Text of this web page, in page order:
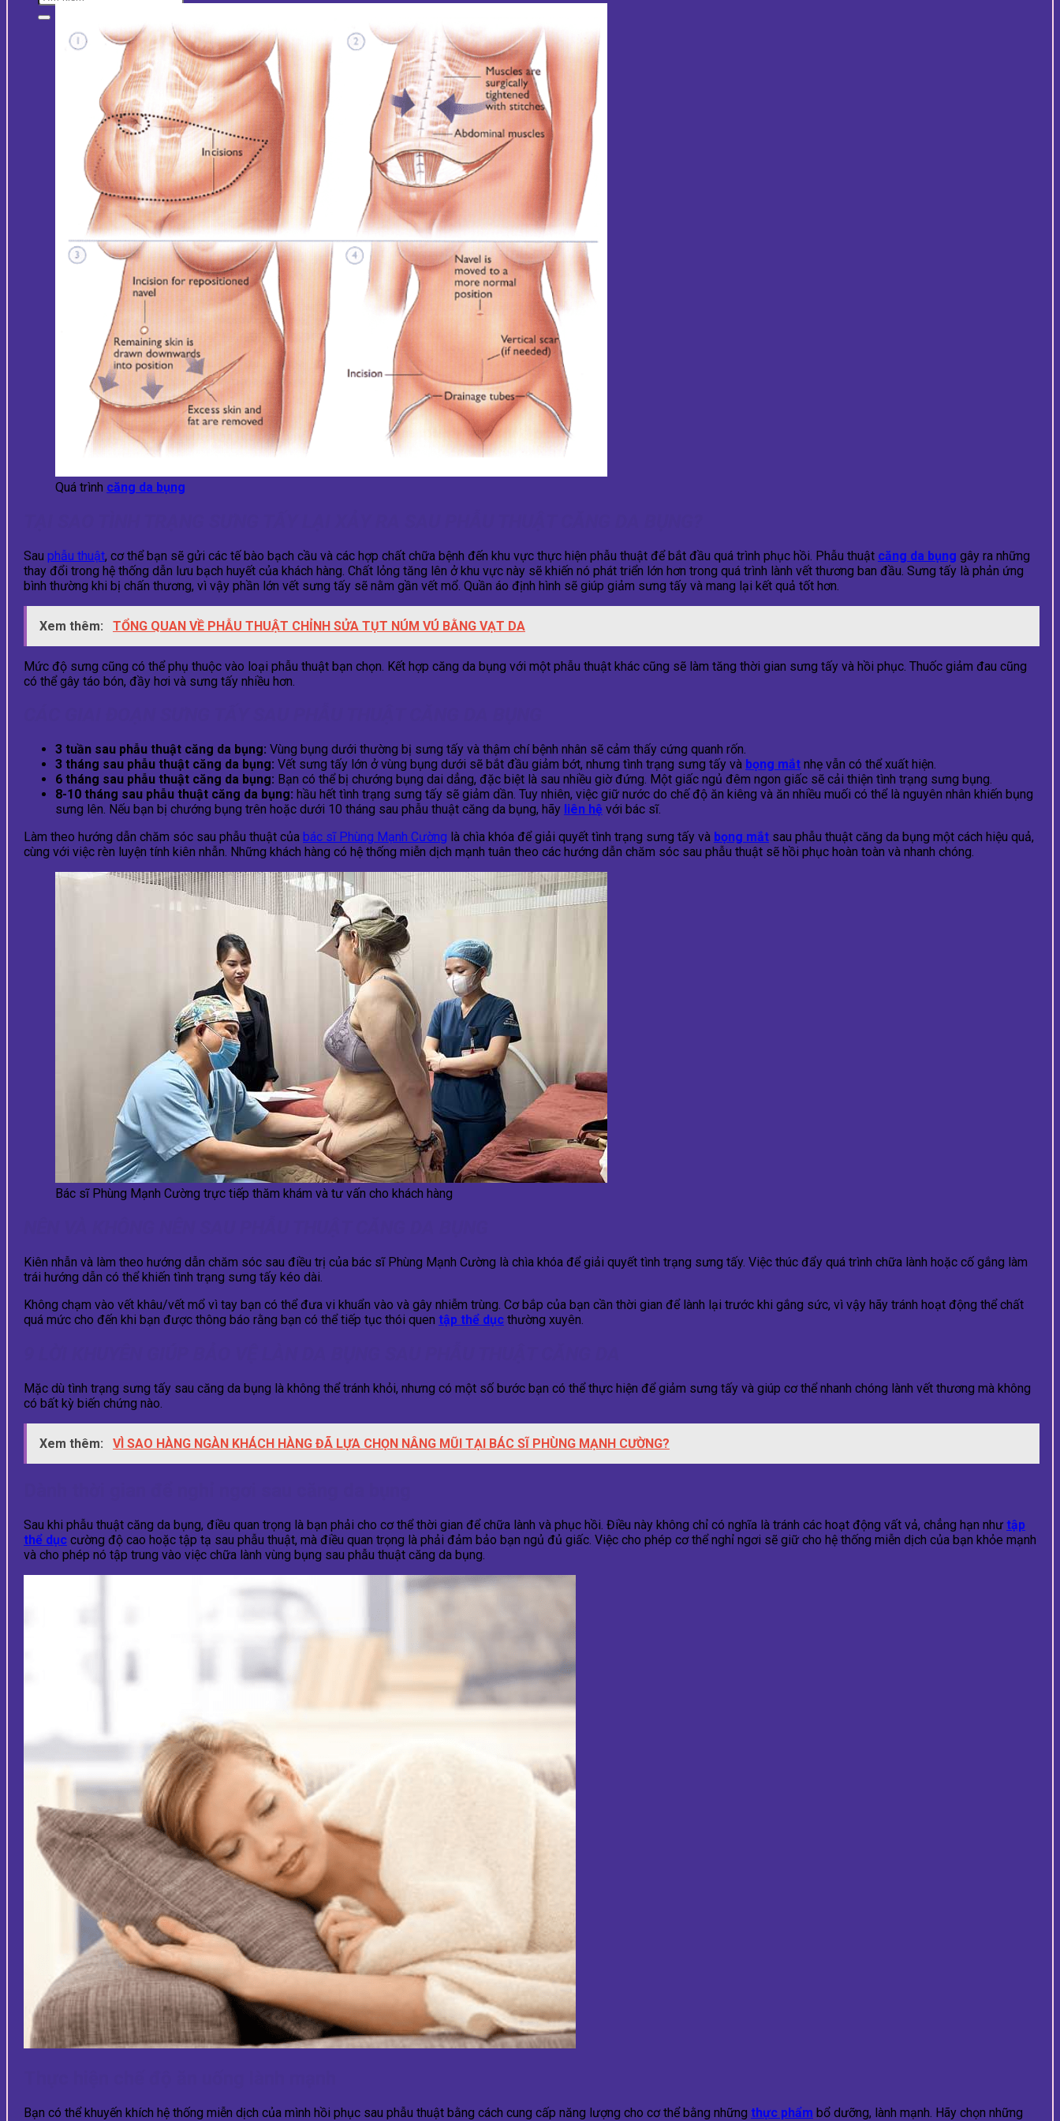
Quá trình căng da bụng
Sau phẫu thuật, cơ thể bạn sẽ gửi các tế bào bạch cầu và các hợp chất chữa bệnh đến khu vực thực hiện phẫu thuật để bắt đầu quá trình phục hồi. Phẫu thuật căng da bụng gây ra những
thay đổi trong hệ thống dẫn lưu bạch huyết của khách hàng. Chất lỏng tăng lên ở khu vực này sẽ khiến nó phát triển lớn hơn trong quá trình lành vết thương ban đầu. Sưng tấy là phản ứng
bình thường khi bị chấn thương, vì vậy phần lớn vết sưng tấy sẽ nằm gần vết mổ. Quần áo định hình sẽ giúp giảm sưng tấy và mang lại kết quả tốt hơn.
Xem thêm: TỔNG QUAN VỀ PHẪU THUẬT CHỈNH SỬA TỤT NÚM VÚ BẰNG VẠT DA
Mức độ sưng cũng có thể phụ thuộc vào loại phẫu thuật bạn chọn. Kết hợp căng da bụng với một phẫu thuật khác cũng sẽ làm tăng thời gian sưng tấy và hồi phục. Thuốc giảm đau cũng
có thể gây táo bón, đầy hơi và sưng tấy nhiều hơn.
3 tuần sau phẫu thuật căng da bụng: Vùng bụng dưới thường bị sưng tấy và thậm chí bệnh nhân sẽ cảm thấy cứng quanh rốn.
3 tháng sau phẫu thuật căng da bụng: Vết sưng tấy lớn ở vùng bụng dưới sẽ bắt đầu giảm bớt, nhưng tình trạng sưng tấy và bọng mắt nhẹ vẫn có thể xuất hiện.
6 tháng sau phẫu thuật căng da bụng: Bạn có thể bị chướng bụng dai dẳng, đặc biệt là sau nhiều giờ đứng. Một giấc ngủ đêm ngon giấc sẽ cải thiện tình trạng sưng bụng.
8-10 tháng sau phẫu thuật căng da bụng: hầu hết tình trạng sưng tấy sẽ giảm dần. Tuy nhiên, việc giữ nước do chế độ ăn kiêng và ăn nhiều muối có thể là nguyên nhân khiến bụng
sưng lên. Nếu bạn bị chướng bụng trên hoặc dưới 10 tháng sau phẫu thuật căng da bụng, hãy liên hệ với bác sĩ.
Làm theo hướng dẫn chăm sóc sau phẫu thuật của bác sĩ Phùng Mạnh Cường là chìa khóa để giải quyết tình trạng sưng tấy và bọng mắt sau phẫu thuật căng da bụng một cách hiệu quả,
cùng với việc rèn luyện tính kiên nhẫn. Những khách hàng có hệ thống miễn dịch mạnh tuân theo các hướng dẫn chăm sóc sau phẫu thuật sẽ hồi phục hoàn toàn và nhanh chóng.
Bác sĩ Phùng Mạnh Cường trực tiếp thăm khám và tư vấn cho khách hàng
Kiên nhẫn và làm theo hướng dẫn chăm sóc sau điều trị của bác sĩ Phùng Mạnh Cường là chìa khóa để giải quyết tình trạng sưng tấy. Việc thúc đẩy quá trình chữa lành hoặc cố gắng làm
trái hướng dẫn có thể khiến tình trạng sưng tấy kéo dài.
Không chạm vào vết khâu/vết mổ vì tay bạn có thể đưa vi khuẩn vào và gây nhiễm trùng. Cơ bắp của bạn cần thời gian để lành lại trước khi gắng sức, vì vậy hãy tránh hoạt động thể chất
quá mức cho đến khi bạn được thông báo rằng bạn có thể tiếp tục thói quen tập thể dục thường xuyên.
Mặc dù tình trạng sưng tấy sau căng da bụng là không thể tránh khỏi, nhưng có một số bước bạn có thể thực hiện để giảm sưng tấy và giúp cơ thể nhanh chóng lành vết thương mà không
có bất kỳ biến chứng nào.
Xem thêm: VÌ SAO HÀNG NGÀN KHÁCH HÀNG ĐÃ LỰA CHỌN NÂNG MŨI TẠI BÁC SĨ PHÙNG MẠNH CƯỜNG?
Sau khi phẫu thuật căng da bụng, điều quan trọng là bạn phải cho cơ thể thời gian để chữa lành và phục hồi. Điều này không chỉ có nghĩa là tránh các hoạt động vất vả, chẳng hạn như tập
thể dục cường độ cao hoặc tập tạ sau phẫu thuật, mà điều quan trọng là phải đảm bảo bạn ngủ đủ giấc. Việc cho phép cơ thể nghỉ ngơi sẽ giữ cho hệ thống miễn dịch của bạn khỏe mạnh
và cho phép nó tập trung vào việc chữa lành vùng bụng sau phẫu thuật căng da bụng.
Bạn có thể khuyến khích hệ thống miễn dịch của mình hồi phục sau phẫu thuật bằng cách cung cấp năng lượng cho cơ thể bằng những thực phẩm bổ dưỡng, lành mạnh. Hãy chọn những